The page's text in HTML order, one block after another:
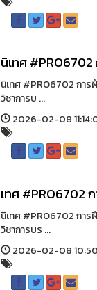
นิเทศ
นิเทศ #PRO6702 กา
วิชาการบ ...
2026-02-08
เทศ #PRO6702
นิเทศ #PRO6702 กา
วิชาการบร ...
2026-02-08